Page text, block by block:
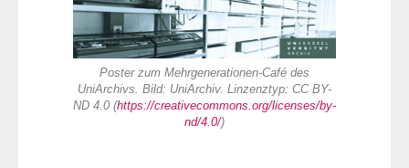
Poster zum Mehrgenerationen-Café des
UniArchivs. Bild: UniArchiv. Linzenztyp: CC BY-
ND 4.0 (https://creativecommons.org/licenses/by-
nd/4.0/)